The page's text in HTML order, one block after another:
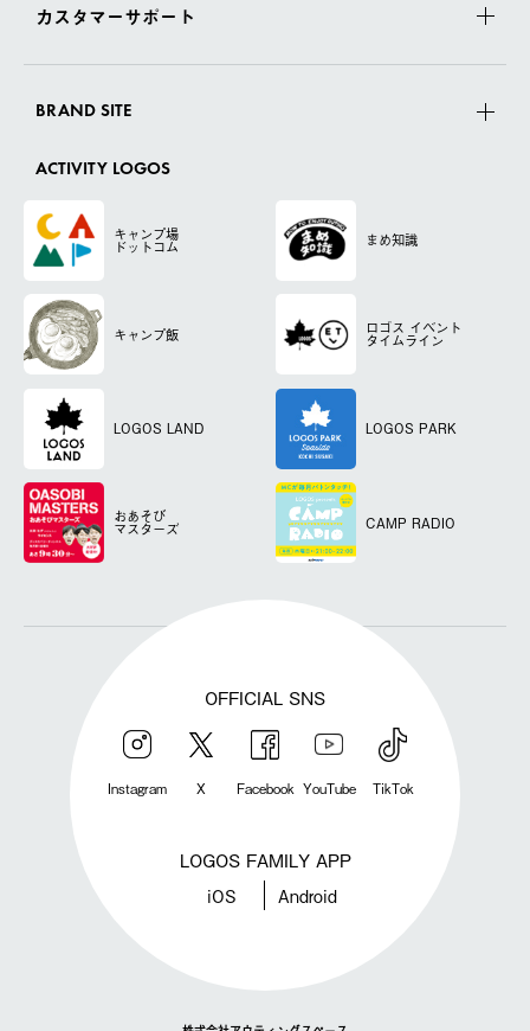
カスタマーサポート
BRAND SITE
ACTIVITY LOGOS
キャンプ場
ドットコム まめ知識
キャンプ飯 ロゴス イベント
タイムライン
LOGOS LAND LOGOS PARK
おあそび
マスターズ CAMP RADIO
OFFICIAL SNS
Instagram X Facebook YouTube TikTok
LOGOS FAMILY APP
iOS Android